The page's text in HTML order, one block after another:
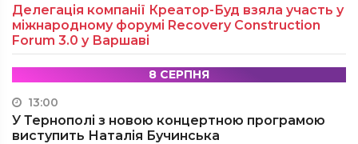
Делегація компанії Креатор-Буд взяла участь у
міжнародному форумі Recovery Construction
Forum 3.0 у Варшаві
8 СЕРПНЯ
13:00
У Тернополі з новою концертною програмою
виступить Наталія Бучинська